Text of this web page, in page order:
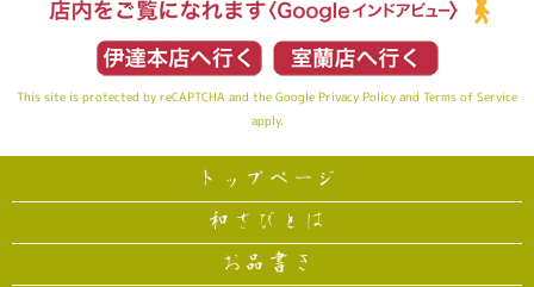
This site is protected by reCAPTCHA and the Google Privacy Policy and Terms of Service
apply.
トップページ
和さびとは
お品書き